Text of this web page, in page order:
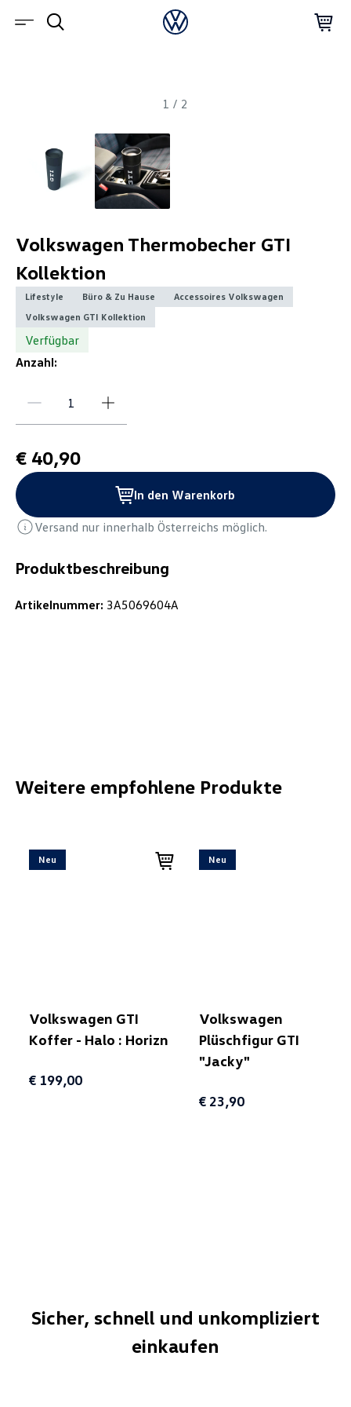
1 / 2
Produktbeschreibung
Artikelnummer: 3A5069604A
Volkswagen Thermobecher GTI
Kollektion
Lifestyle Büro & Zu Hause
Accessoires Volkswagen
Volkswagen GTI Kollektion
Verfügbar
Anzahl:
€ 40,90
In den Warenkorb
Versand nur innerhalb Österreichs möglich.
Weitere empfohlene Produkte
Neu
Volkswagen GTI
Koffer - Halo : Horizn
€ 199,00
Neu
Volkswagen
Plüschfigur GTI
"Jacky"
€ 23,90
Sicher, schnell und unkompliziert
einkaufen